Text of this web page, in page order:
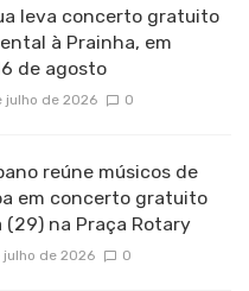
leva concerto gratuito
à Prainha, em
de agosto
julho de 2026 0
reúne músicos de
em concerto gratuito
na Praça Rotary
julho de 2026 0